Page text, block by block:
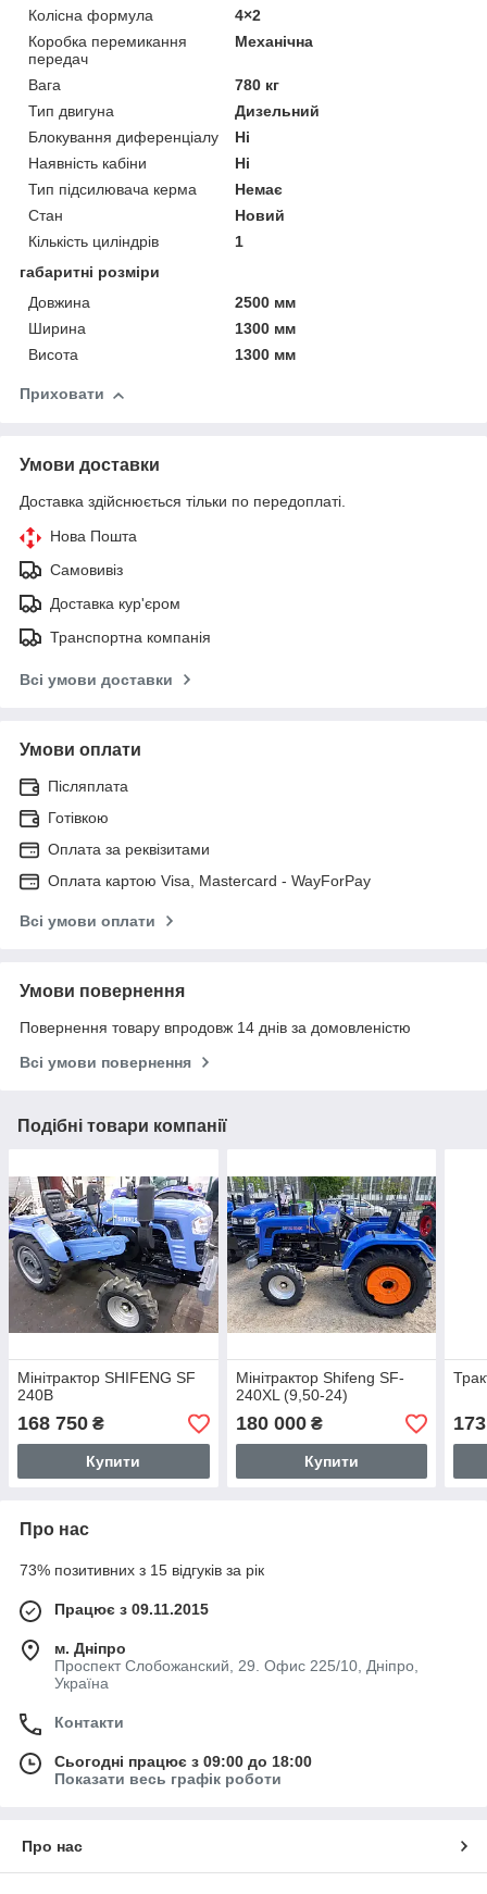
Колісна формула
4×2
Коробка перемикання
передач
Механічна
Вага
780 кг
Тип двигуна
Дизельний
Блокування диференціалу
Ні
Наявність кабіни
Ні
Тип підсилювача керма
Немає
Стан
Новий
Кількість циліндрів
1
габаритні розміри
Довжина
2500 мм
Ширина
1300 мм
Висота
1300 мм
Приховати
Умови доставки
Доставка здійснюється тільки по передоплаті.
Нова Пошта
Самовивіз
Доставка кур'єром
Транспортна компанія
Всі умови доставки
Умови оплати
Післяплата
Готівкою
Оплата за реквізитами
Оплата картою Visa, Mastercard - WayForPay
Всі умови оплати
Умови повернення
Повернення товару впродовж 14 днів за домовленістю
Всі умови повернення
Подібні товари компанії
Мінітрактор SHIFENG SF
240B
168 750 ₴
Купити
Мінітрактор Shifeng SF-
240XL (9,50-24)
180 000₴
Купити
Про нас
73% позитивних з 15 відгуків за рік
Працює з 09.11.2015
м. Дніпро
Проспект Слобожанский, 29. Офис 225/10, Дніпро,
Україна
Контакти
Сьогодні працює з 09:00 до 18:00
Показати весь графік роботи
Про нас